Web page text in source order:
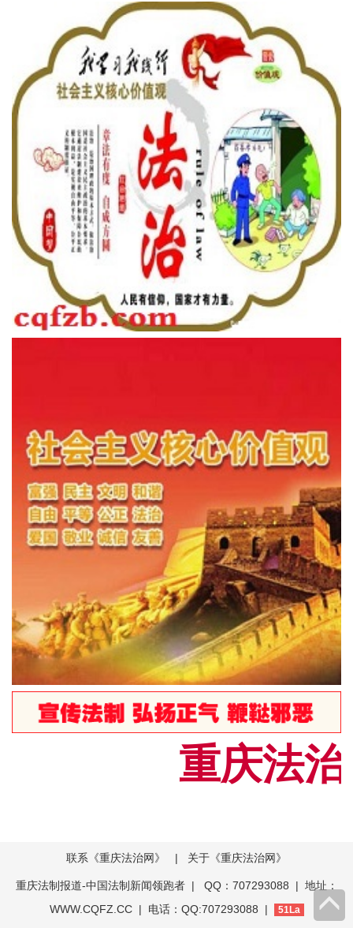
重庆法
联系《重庆法治网》 | 关于《重庆法治网》
重庆法制报道-中国法制新闻领跑者| QQ：707293088 | 地址：
WWW.CQFZ.CC | 电话：QQ:707293088 |
51La